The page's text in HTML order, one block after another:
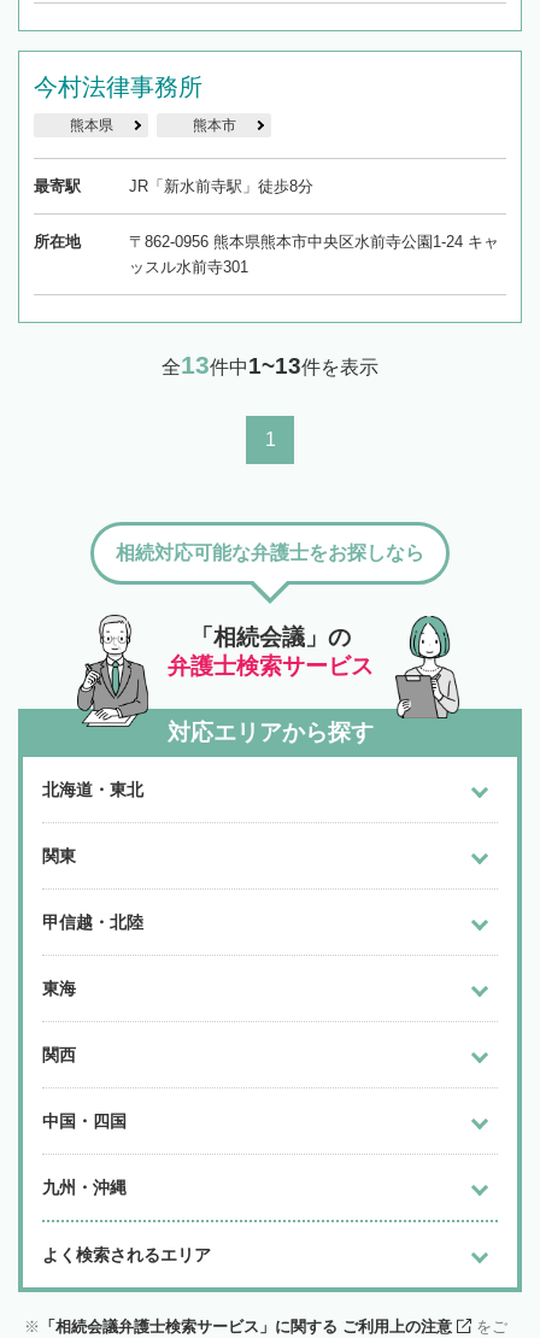
今村法律事務所
熊本県 熊本市
最寄駅 JR「新水前寺駅」徒歩8分
所在地
〒862-0956 熊本県熊本市中央区水前寺公園1-24 キャ
ッスル水前寺301
全13件中1~13件を表示
1
「相続会議」の
弁護士検索サービス
相続対応可能な弁護士をお探しなら
対応エリアから探す
北海道・東北
関東
甲信越・北陸
東海
関西
中国・四国
九州・沖縄
よく検索されるエリア
「相続会議弁護士検索サービス」に関する ご利用上の注意
をご